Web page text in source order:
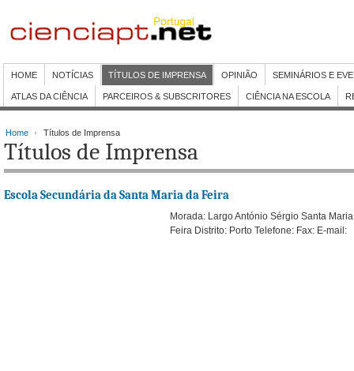
HOME NOTÍCIAS TÍTULOS DE IMPRENSA OPINIÃO SEMINÁRIOS E
ATLAS DA CIÊNCIA PARCEIROS & SUBSCRITORES CIÊNCIA NA ESCOLA
Home Títulos de Imprensa
Títulos de Imprensa
Escola Secundária da Santa Maria da Feira
Morada: Largo António Sérgio Santa
Feira Distrito: Porto Telefone: Fax: E-mail: